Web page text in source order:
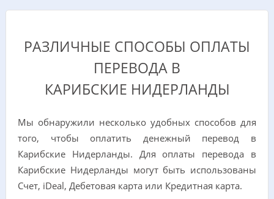
РАЗЛИЧНЫЕ СПОСОБЫ ОПЛАТЫ
ПЕРЕВОДА В
КАРИБСКИЕ НИДЕРЛАНДЫ
Мы обнаружили несколько удобных способов для
того, чтобы оплатить денежный перевод в
Карибские Нидерланды. Для оплаты перевода в
Карибские Нидерланды могут быть использованы
Счет, iDeal, Дебетовая карта или Кредитная карта.